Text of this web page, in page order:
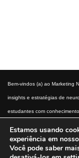
Bem-vindos (a) ao Marketing
insights e estratégias de
estudantes com
pode transformar a sua
Estamos usando
experiência em
Você pode saber